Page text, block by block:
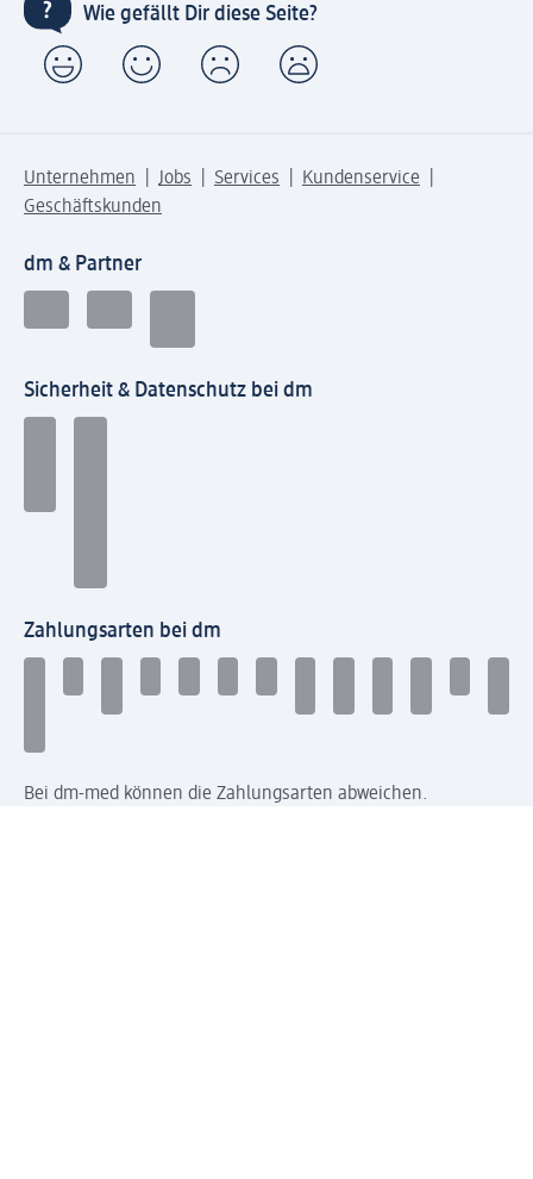
Wie gefällt Dir diese Seite?
Unternehmen Jobs Services
Kundenservice
Geschäftskunden
dm & Partner
Sicherheit & Datenschutz bei dm
Zahlungsarten bei dm
Bei dm-med können die Zahlungsarten abweichen.